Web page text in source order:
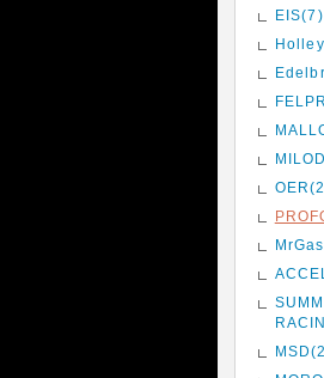
EIS(7)